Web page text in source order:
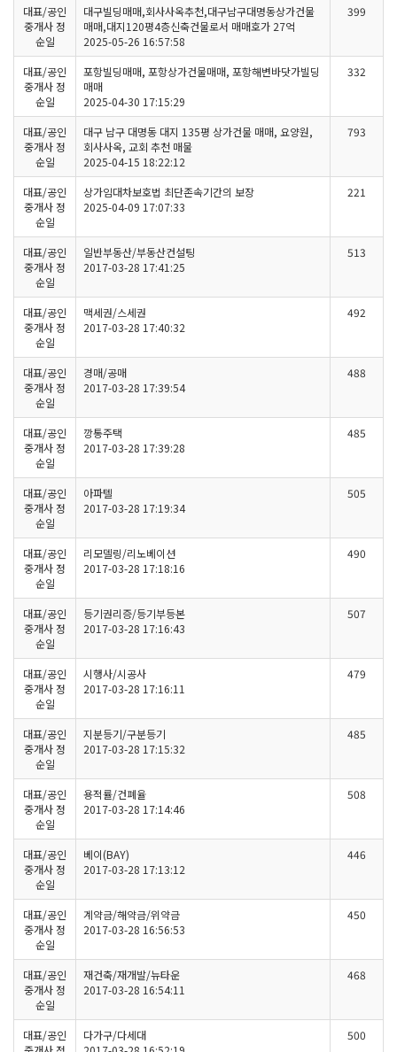
대표/공인
중개사 정
순일
대구빌딩매매,회사사옥추천,대구남구대명동상가건물
매매,대지120평4층신축건물로서 매매호가 27억
2025-05-26 16:57:58
399
대표/공인
중개사 정
순일
포항빌딩매매, 포항상가건물매매, 포항해변바닷가빌딩
매매
2025-04-30 17:15:29
332
대표/공인
중개사 정
순일
대구 남구 대명동 대지 135평 상가건물 매매, 요양원,
회사사옥, 교회 추천 매물
2025-04-15 18:22:12
793
대표/공인
중개사 정
순일
상가임대차보호법 최단존속기간의 보장
2025-04-09 17:07:33
221
대표/공인
중개사 정
순일
일반부동산/부동산컨설팅
2017-03-28 17:41:25
513
대표/공인
중개사 정
순일
맥세권/스세권
2017-03-28 17:40:32
492
대표/공인
중개사 정
순일
경매/공매
2017-03-28 17:39:54
488
대표/공인
중개사 정
순일
깡통주택
2017-03-28 17:39:28
485
대표/공인
중개사 정
순일
아파텔
2017-03-28 17:19:34
505
대표/공인
중개사 정
순일
리모델링/리노베이션
2017-03-28 17:18:16
490
대표/공인
중개사 정
순일
등기권리증/등기부등본
2017-03-28 17:16:43
507
대표/공인
중개사 정
순일
시행사/시공사
2017-03-28 17:16:11
479
대표/공인
중개사 정
순일
지분등기/구분등기
2017-03-28 17:15:32
485
대표/공인
중개사 정
순일
용적률/건폐율
2017-03-28 17:14:46
508
대표/공인
중개사 정
순일
베이(BAY)
2017-03-28 17:13:12
446
대표/공인
중개사 정
순일
계약금/해약금/위약금
2017-03-28 16:56:53
450
대표/공인
중개사 정
순일
재건축/재개발/뉴타운
2017-03-28 16:54:11
468
대표/공인
다가구/다세대
500